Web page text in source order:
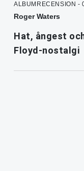
ALBUMRECENSION -
Roger Waters
Hat, ångest
Floyd-nostalgi